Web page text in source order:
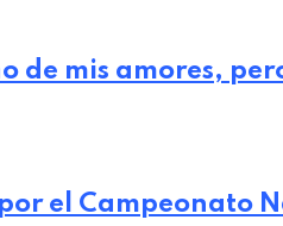
de mis amores,
el Campeonato